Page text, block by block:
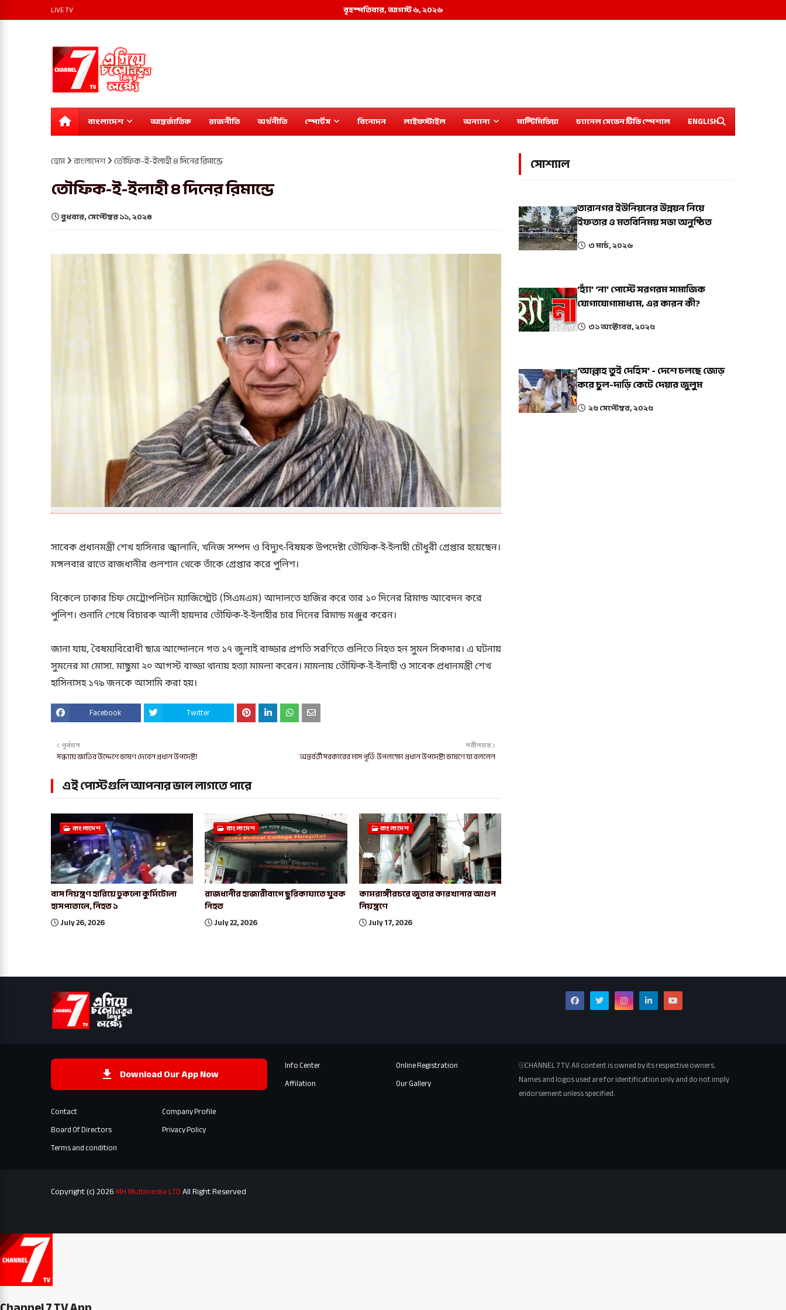
বৃহস্পতিবার, আগস্ট ৬, ২০২৬
LIVE TV
বাংলাদেশ আন্তর্জাতিক রাজনীতি অর্থনীতি স্পোর্টস বিনোদন লাইফস্টাইল অন্যান্য মাল্টিমিডিয়া চ্যানেল সেভেন টিভি স্পেশাল ENGLISH
হোম বাংলাদেশ তৌফিক-ই-ইলাহী ৪ দিনের রিমান্ডে
তৌফিক-ই-ইলাহী ৪ দিনের রিমান্ডে
বুধবার, সেপ্টেম্বর ১১, ২০২৪
সাবেক প্রধানমন্ত্রী শেখ হাসিনার জ্বালানি, খনিজ সম্পদ ও বিদ্যুৎ-বিষয়ক উপদেষ্টা তৌফিক-ই-ইলাহী চৌধুরী গ্রেপ্তার হয়েছেন।
মঙ্গলবার রাতে রাজধানীর গুলশান থেকে তাঁকে গ্রেপ্তার করে পুলিশ।
বিকেলে ঢাকার চিফ মেট্রোপলিটন ম্যাজিস্ট্রেট (সিএমএম) আদালতে হাজির করে তার ১০ দিনের রিমান্ড আবেদন করে
পুলিশ। শুনানি শেষে বিচারক আলী হায়দার তৌফিক-ই-ইলাহীর চার দিনের রিমান্ড মঞ্জুর করেন।
জানা যায়, বৈষম্যবিরোধী ছাত্র আন্দোলনে গত ১৭ জুলাই বাড্ডার প্রগতি সরণিতে গুলিতে নিহত হন সুমন সিকদার। এ ঘটনায়
সুমনের মা মোসা. মাছুমা ২০ আগস্ট বাড্ডা থানায় হত্যা মামলা করেন। মামলায় তৌফিক-ই-ইলাহী ও সাবেক প্রধানমন্ত্রী শেখ
হাসিনাসহ ১৭৯ জনকে আসামি করা হয়।
Facebook Twitter
নবীনতর
অন্তর্বর্তী সরকারের মাস পূর্তি উপলক্ষ্যে প্রধান উপদেষ্টা ভাষণে যা বললেন
পূর্বতন
সন্ধ্যায় জাতির উদ্দেশে ভাষণ দেবেন প্রধান উপদেষ্টা
এই পোস্টগুলি আপনার ভাল লাগতে পারে
বাংলাদেশ
বাস নিয়ন্ত্রণ হারিয়ে ঢুকলো কুর্মিটোলা
হাসপাতালে, নিহত ১
July 26, 2026
বাংলাদেশ
রাজধানীর হাজারীবাগে ছুরিকাঘাতে যুবক
নিহত
July 22, 2026
বাংলাদেশ
কামরাঙ্গীরচরে জুতার কারখানার আগুন
নিয়ন্ত্রণে
July 17, 2026
সোশ্যাল
তারানগর ইউনিয়নের উন্নয়ন নিয়ে
ইফতার ও মতবিনিময় সভা অনুষ্ঠিত
৩ মার্চ, ২০২৬
‘হ্যাঁ’ ‘না’ পোস্টে সরগরম সামাজিক
যোগাযোগামাধ্যম, এর কারন কী?
৩১ অক্টোবর, ২০২৫
‘আল্লাহ তুই দেহিস’ - দেশে চলছে জোড়
করে চুল-দাড়ি কেটে দেয়ার জুলুম
২৫ সেপ্টেম্বর, ২০২৫
Download Our App Now
Contact
Company Profile
Board Of Directors
Privacy Policy
Terms and condition
Info Center
Online Registration
Affilation
Our Gallery
⦾CHANNEL 7 TV. All content is owned by its respective owners.
Names and logos used are for identification only and do not imply
endorsement unless specified.
Copyright (c) 2026MH Multimedia LTDAll Right Reserved